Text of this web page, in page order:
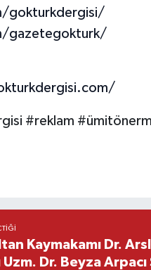
gokturkdergisi/
gazetegokturk/
#reklam
Kaymakamı Dr.
Dr. Beyza Arpacı